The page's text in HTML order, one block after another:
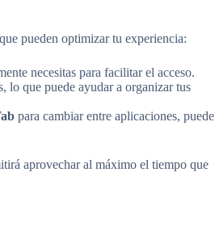
pueden optimizar tu experiencia:
necesitas para facilitar el acceso.
lo que puede ayudar a organizar tus
para cambiar entre aplicaciones, puede
aprovechar al máximo el tiempo que